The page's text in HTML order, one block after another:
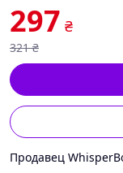
297 ₴
321 ₴
Продавец